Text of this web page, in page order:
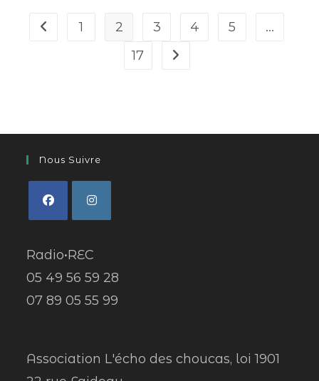
1 2 3 4 5
…
17
Nous Suivre
Radio•REC
05 49 56 59 28
07 89 05 55 99
Association L'écho des choucas, loi 1901